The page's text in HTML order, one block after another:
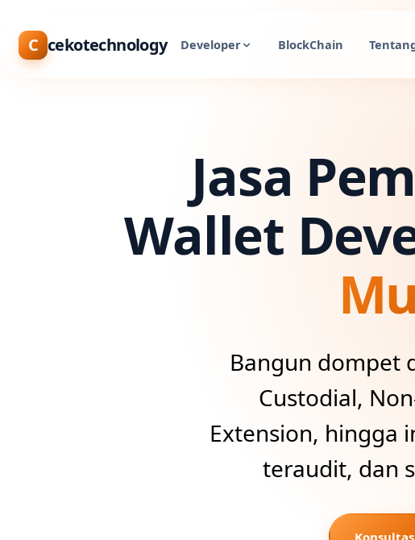
C cekotechnology Developer BlockChain
Jasa
Wallet
Bangun dompet
Custodial,
Extension, hingga
teraudit, dan